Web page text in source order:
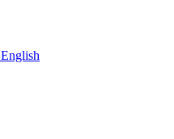
English